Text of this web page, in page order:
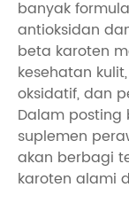
banyak
antioksidan
beta karoten
kesehatan
oksidatif, dan
Dalam posting
suplemen
akan berbagi
karoten alami